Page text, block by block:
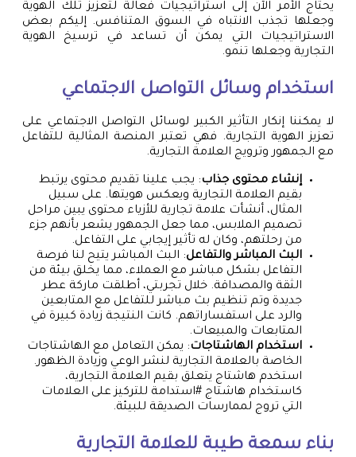
يحتاج الأمر الآن إلى استراتيجيات فعالة لتعزيز تلك الهوية
وجعلها تجذب الانتباه في السوق المتنافس. إليكم بعض
الاستراتيجيات التي يمكن أن تساعد في ترسيخ الهوية
التجارية وجعلها تنمو.
استخدام وسائل التواصل الاجتماعي
لا يمكننا إنكار التأثير الكبير لوسائل التواصل الاجتماعي على
تعزيز الهوية التجارية. فهي تعتبر المنصة المثالية للتفاعل
مع الجمهور وترويج العلامة التجارية.
إنشاء محتوى جذاب: يجب علينا تقديم محتوى يرتبط
بقيم العلامة التجارية ويعكس هويتها. على سبيل
المثال، أنشأت علامة تجارية للأزياء محتوى يبين مراحل
تصميم الملابس، مما جعل الجمهور يشعر بأنهم جزء
من رحلتهم، وكان له تأثير إيجابي على التفاعل.
البث المباشر والتفاعل: البث المباشر يتيح لنا فرصة
التفاعل بشكل مباشر مع العملاء، مما يخلق بيئة من
الثقة والمصداقة. خلال تجربتي، أطلقت ماركة عطر
جديدة وتم تنظيم بث مباشر للتفاعل مع المتابعين
والرد على استفساراتهم. كانت النتيجة زيادة كبيرة في
المتابعات والمبيعات.
استخدام الهاشتاجات: يمكن التعامل مع الهاشتاجات
الخاصة بالعلامة التجارية لنشر الوعي وزيادة الظهور.
استخدم هاشتاج يتعلق بقيم العلامة التجارية،
كاستخدام هاشتاج #استدامة للتركيز على العلامات
التي تروج لممارسات الصديقة للبيئة.
بناء سمعة طيبة للعلامة التجارية